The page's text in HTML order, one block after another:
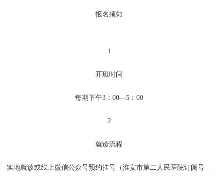
报名须知
1
开班时间
每期下午3：00—5：00
2
就诊流程
实地就诊或线上微信公众号预约挂号（淮安市第二人民医院订阅号—